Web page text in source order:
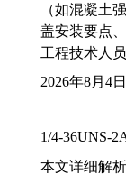
（如混凝土
盖安装要点
工程技术人员
2026年8月4日
1/4-36UNS-
本文详细解